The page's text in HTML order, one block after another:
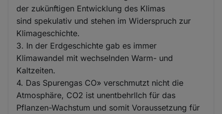
der zukünftigen Entwicklung des Klimas
sind spekulativ und stehen im Widerspruch zur
Klimageschichte.
3. In der Erdgeschichte gab es immer
Klimawandel mit wechselnden Warm- und
Kaltzeiten.
4. Das Spurengas CO» verschmutzt nicht die
Atmosphäre, CO2 ist unentbehrllch für das
Pflanzen-Wachstum und somit Voraussetzung für